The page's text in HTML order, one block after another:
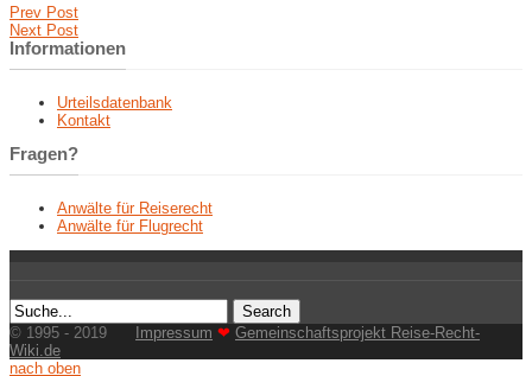
Prev Post
Next Post
Informationen
Urteilsdatenbank
Kontakt
Fragen?
Anwälte für Reiserecht
Anwälte für Flugrecht
© 1995 - 2019 Impressum ❤ Gemeinschaftsprojekt Reise-Recht-
Wiki.de
nach oben